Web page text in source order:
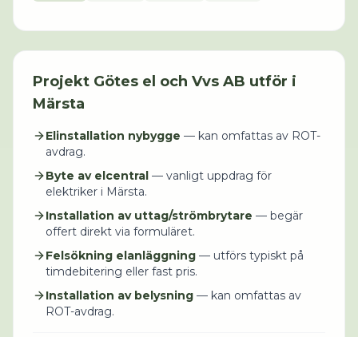
Projekt Götes el och Vvs AB utför i
Märsta
Elinstallation nybygge — kan omfattas av ROT-
avdrag.
Byte av elcentral — vanligt uppdrag för
elektriker i Märsta.
Installation av uttag/strömbrytare — begär
offert direkt via formuläret.
Felsökning elanläggning — utförs typiskt på
timdebitering eller fast pris.
Installation av belysning — kan omfattas av
ROT-avdrag.